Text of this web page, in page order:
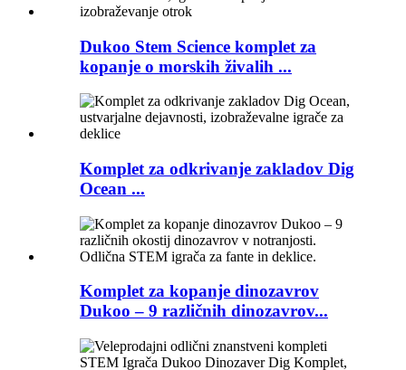
Dukoo Stem Science komplet za
kopanje o morskih živalih ...
Komplet za odkrivanje zakladov Dig
Ocean ...
Komplet za kopanje dinozavrov
Dukoo – 9 različnih dinozavrov...